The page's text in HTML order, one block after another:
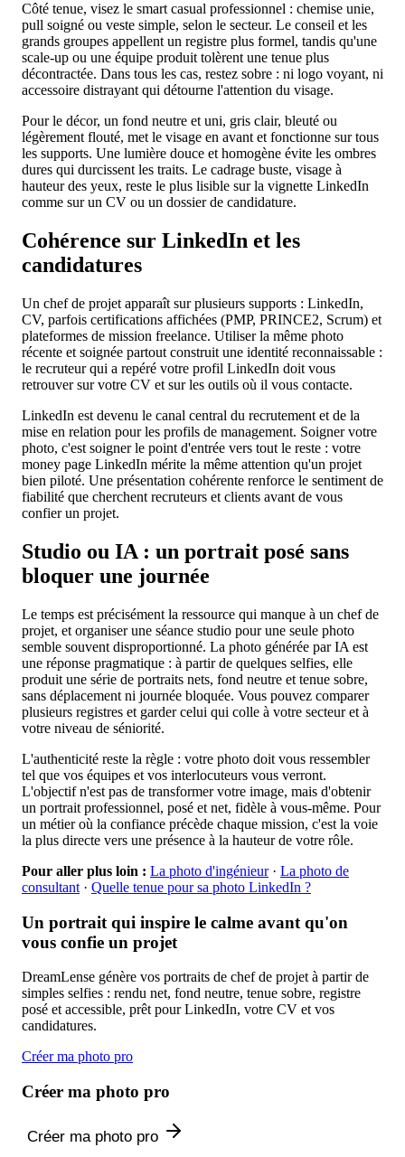
Côté tenue, visez le smart casual professionnel : chemise unie,
pull soigné ou veste simple, selon le secteur. Le conseil et les
grands groupes appellent un registre plus formel, tandis qu'une
scale-up ou une équipe produit tolèrent une tenue plus
décontractée. Dans tous les cas, restez sobre : ni logo voyant, ni
accessoire distrayant qui détourne l'attention du visage.
Pour le décor, un fond neutre et uni, gris clair, bleuté ou
légèrement flouté, met le visage en avant et fonctionne sur tous
les supports. Une lumière douce et homogène évite les ombres
dures qui durcissent les traits. Le cadrage buste, visage à
hauteur des yeux, reste le plus lisible sur la vignette LinkedIn
comme sur un CV ou un dossier de candidature.
Cohérence sur LinkedIn et les
candidatures
Un chef de projet apparaît sur plusieurs supports : LinkedIn,
CV, parfois certifications affichées (PMP, PRINCE2, Scrum) et
plateformes de mission freelance. Utiliser la même photo
récente et soignée partout construit une identité reconnaissable :
le recruteur qui a repéré votre profil LinkedIn doit vous
retrouver sur votre CV et sur les outils où il vous contacte.
LinkedIn est devenu le canal central du recrutement et de la
mise en relation pour les profils de management. Soigner votre
photo, c'est soigner le point d'entrée vers tout le reste : votre
money page LinkedIn mérite la même attention qu'un projet
bien piloté. Une présentation cohérente renforce le sentiment de
fiabilité que cherchent recruteurs et clients avant de vous
confier un projet.
Studio ou IA : un portrait posé sans
bloquer une journée
Le temps est précisément la ressource qui manque à un chef de
projet, et organiser une séance studio pour une seule photo
semble souvent disproportionné. La photo générée par IA est
une réponse pragmatique : à partir de quelques selfies, elle
produit une série de portraits nets, fond neutre et tenue sobre,
sans déplacement ni journée bloquée. Vous pouvez comparer
plusieurs registres et garder celui qui colle à votre secteur et à
votre niveau de séniorité.
L'authenticité reste la règle : votre photo doit vous ressembler
tel que vos équipes et vos interlocuteurs vous verront.
L'objectif n'est pas de transformer votre image, mais d'obtenir
un portrait professionnel, posé et net, fidèle à vous-même. Pour
un métier où la confiance précède chaque mission, c'est la voie
la plus directe vers une présence à la hauteur de votre rôle.
Pour aller plus loin : La photo d'ingénieur· La photo de
consultant · Quelle tenue pour sa photo LinkedIn ?
Un portrait qui inspire le calme avant qu'on
vous confie un projet
DreamLense génère vos portraits de chef de projet à partir de
simples selfies : rendu net, fond neutre, tenue sobre, registre
posé et accessible, prêt pour LinkedIn, votre CV et vos
candidatures.
Créer ma photo pro
Créer ma photo pro
Créer ma photo pro